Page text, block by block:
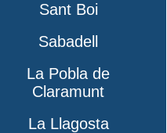
Sant Boi
Sabadell
La Pobla de
Claramunt
La Llagosta